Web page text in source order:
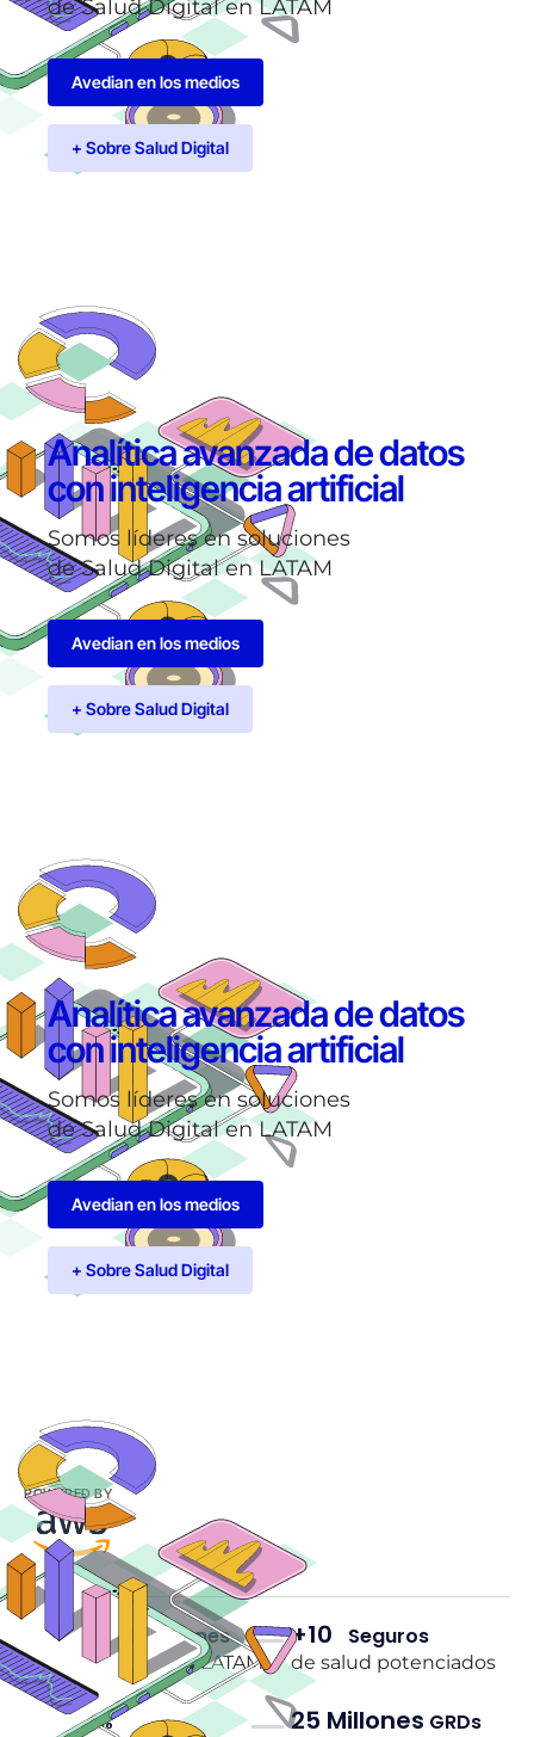
de Salud Digital en LATAM
Avedian en los medios
+ Sobre Salud Digital
Analítica avanzada de datos
con inteligencia artificial
Somos líderes en soluciones
de Salud Digital en LATAM
Avedian en los medios
+ Sobre Salud Digital
Analítica avanzada de datos
con inteligencia artificial
Somos líderes en soluciones
de Salud Digital en LATAM
Avedian en los medios
+ Sobre Salud Digital
POWERED BY
+40 Instituciones
Potenciadas en LATAM
+10 Seguros
de salud potenciados
98 % 25 Millones GRDs